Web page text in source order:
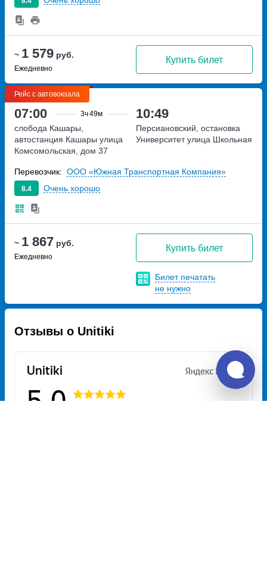
~ 1 579 руб.
Ежедневно
Купить билет
Рейс с автовокзала
07:00 3ч49м 10:49
~ 1 867 руб.
Ежедневно
Купить билет
Билет печатать
не нужно
слобода Кашары,
автостанция Кашары улица
Комсомольская, дом 37
Персиановский, остановка
Университет улица Школьная
8.4 Очень хорошо
Перевозчик: ООО «Южная Транспортная Компания»
Отзывы о Unitiki